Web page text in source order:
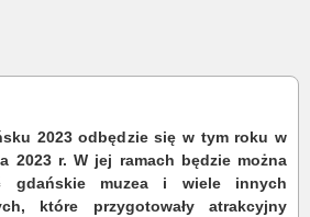
2023 odbędzie się w tym roku w
2023 r. W jej ramach będzie można
gdańskie muzea i wiele innych
które przygotowały atrakcyjny